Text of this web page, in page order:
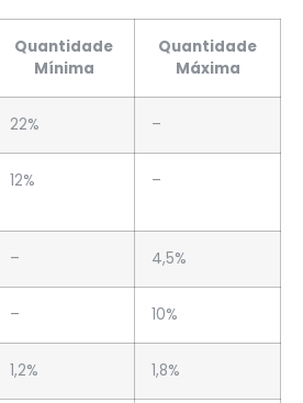
Quantidade
Mínima
Quantidade
Máxima
22% –
12% –
– 4,5%
– 10%
1,2% 1,8%